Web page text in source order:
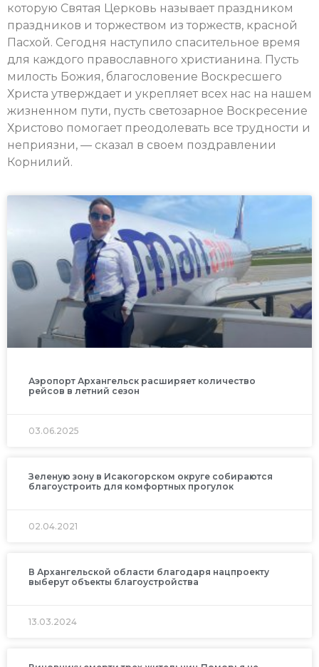
которую Святая Церковь называет праздником
праздников и торжеством из торжеств, красной
Пасхой. Сегодня наступило спасительное время
для каждого православного христианина. Пусть
милость Божия, благословение Воскресшего
Христа утверждает и укрепляет всех нас на нашем
жизненном пути, пусть светозарное Воскресение
Христово помогает преодолевать все трудности и
неприязни, — сказал в своем поздравлении
Корнилий.
Аэропорт Архангельск расширяет количество
рейсов в летний сезон
03.06.2025
Зеленую зону в Исакогорском округе собираются
благоустроить для комфортных прогулок
02.04.2021
В Архангельской области благодаря нацпроекту
выберут объекты благоустройства
13.03.2024